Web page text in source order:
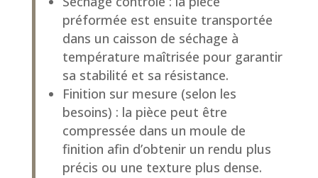
préformée est ensuite transportée
dans un caisson de séchage à
température maîtrisée pour garantir
sa stabilité et sa résistance.
Finition sur mesure (selon les
besoins) : la pièce peut être
compressée dans un moule de
finition afin d’obtenir un rendu plus
précis ou une texture plus dense.